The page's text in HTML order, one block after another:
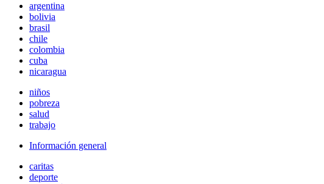
argentina
bolivia
brasil
chile
colombia
cuba
nicaragua
niños
pobreza
salud
trabajo
Información general
caritas
deporte